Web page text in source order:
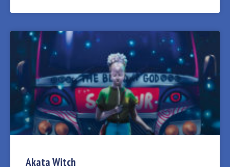
Akata Witch